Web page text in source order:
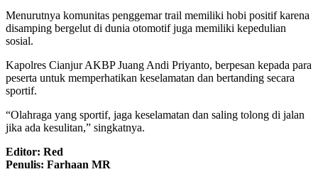
Menurutnya komunitas penggemar trail memiliki hobi positif karena
disamping bergelut di dunia otomotif juga memiliki kepedulian
sosial.
Kapolres Cianjur AKBP Juang Andi Priyanto, berpesan kepada para
peserta untuk memperhatikan keselamatan dan bertanding secara
sportif.
“Olahraga yang sportif, jaga keselamatan dan saling tolong di jalan
jika ada kesulitan,” singkatnya.
Editor: Red
Penulis: Farhaan MR